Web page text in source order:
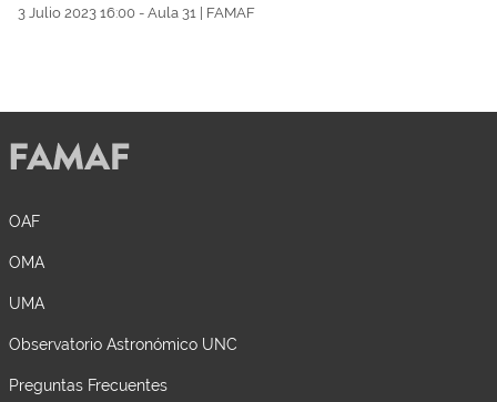
3 Julio 2023 16:00 - Aula 31 | FAMAF
OAF
OMA
UMA
Observatorio Astronómico UNC
Preguntas Frecuentes